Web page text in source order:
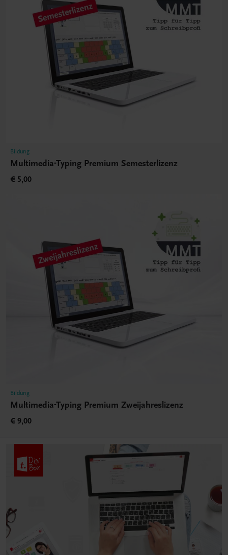
Bildung
Multimedia-Typing Premium Semesterlizenz
€ 5,00
Bildung
Multimedia-Typing Premium Zweijahreslizenz
€ 9,00